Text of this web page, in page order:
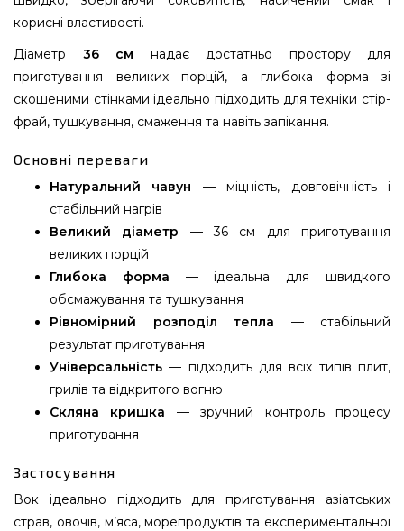
корисні властивості.
Діаметр 36 см надає достатньо простору для
приготування великих порцій, а глибока форма зі
скошеними стінками ідеально підходить для техніки стір-
фрай, тушкування, смаження та навіть запікання.
Основні переваги
Натуральний чавун — міцність, довговічність і
стабільний нагрів
Великий діаметр — 36 см для приготування
великих порцій
Глибока форма — ідеальна для швидкого
обсмажування та тушкування
Рівномірний розподіл тепла — стабільний
результат приготування
Універсальність — підходить для всіх типів плит,
грилів та відкритого вогню
Скляна кришка — зручний контроль процесу
приготування
Застосування
Вок ідеально підходить для приготування азіатських
страв, овочів, м’яса, морепродуктів та експериментальної